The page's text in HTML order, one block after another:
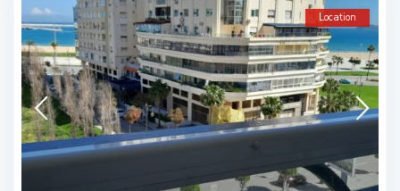
Location